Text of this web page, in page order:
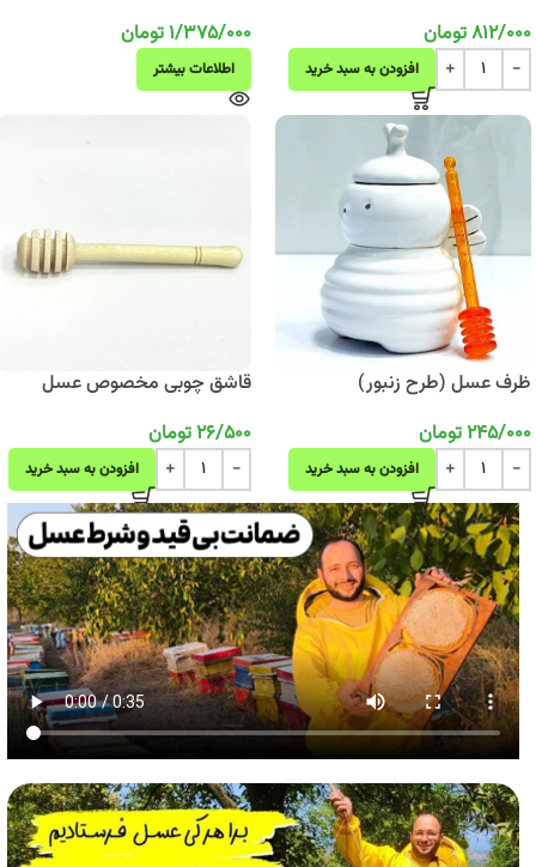
812/000تومان
افزودن به سبد خرید
1/375/000تومان
اطلاعات بیشتر
ظرف عسل (طرح زنبور)
245/000تومان
افزودن به سبد خرید
قاشق چوبی مخصوص عسل
26/500تومان
افزودن به سبد خرید